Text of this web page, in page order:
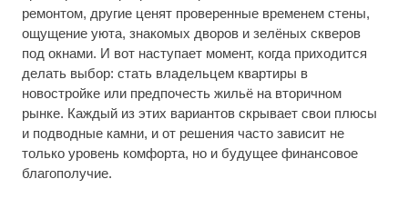
ремонтом, другие ценят проверенные временем стены,
ощущение уюта, знакомых дворов и зелёных скверов
под окнами. И вот наступает момент, когда приходится
делать выбор: стать владельцем квартиры в
новостройке или предпочесть жильё на вторичном
рынке. Каждый из этих вариантов скрывает свои плюсы
и подводные камни, и от решения часто зависит не
только уровень комфорта, но и будущее финансовое
благополучие.